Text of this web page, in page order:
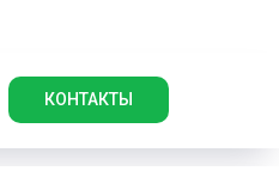
КОНТАКТЫ